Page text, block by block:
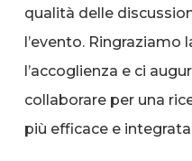
qualità delle
l’evento. Ringraziamo
l’accoglienza e ci
collaborare per una
più efficace e